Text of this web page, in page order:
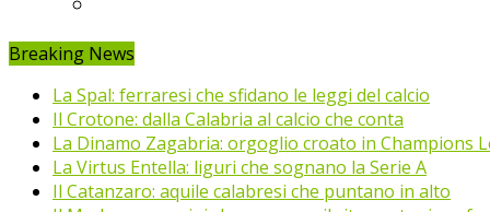
Breaking News
La Spal: ferraresi che sfidano le leggi del calcio
Il Crotone: dalla Calabria al calcio che conta
La Dinamo Zagabria: orgoglio croato in Champions
La Virtus Entella: liguri che sognano la Serie A
Il Catanzaro: aquile calabresi che puntano in alto